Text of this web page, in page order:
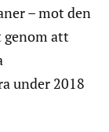
– mot den
genom att
under 2018